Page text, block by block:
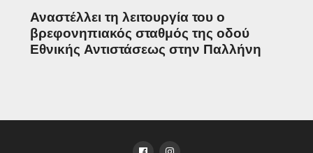
Αναστέλλει τη λειτουργία του ο
βρεφονηπιακός σταθμός της οδού
Εθνικής Αντιστάσεως στην Παλλήνη